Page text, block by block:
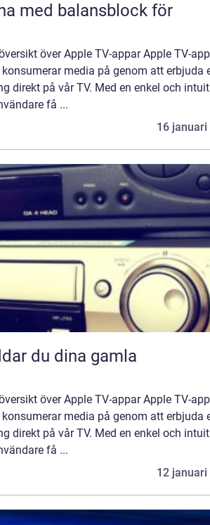
med balansblock för
över Apple TV-appar Apple TV-
media på genom att erbjuda
direkt på vår TV. Med en enkel och
få ...
16 januari
över Apple TV-appar Apple TV-
media på genom att erbjuda
direkt på vår TV. Med en enkel och
få ...
12 januari